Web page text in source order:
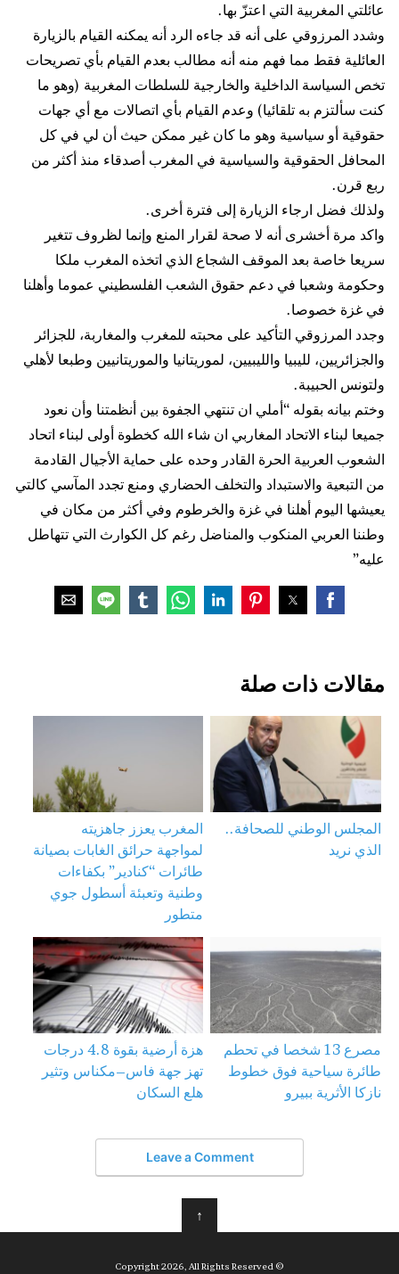
عائلتي المغربية التي اعتزّ بها.
وشدد المرزوقي على أنه قد جاءه الرد أنه يمكنه القيام بالزيارة
العائلية فقط مما فهم منه أنه مطالب بعدم القيام بأي تصريحات
تخص السياسة الداخلية والخارجية للسلطات المغربية (وهو ما
كنت سألتزم به تلقائيا) وعدم القيام بأي اتصالات مع أي جهات
حقوقية أو سياسية وهو ما كان غير ممكن حيث أن لي في كل
المحافل الحقوقية والسياسية في المغرب أصدقاء منذ أكثر من
ربع قرن.
ولذلك فضل ارجاء الزيارة إلى فترة أخرى.
واكد مرة أخشرى أنه لا صحة لقرار المنع وإنما لظروف تتغير
سريعا خاصة بعد الموقف الشجاع الذي اتخذه المغرب ملكا
وحكومة وشعبا في دعم حقوق الشعب الفلسطيني عموما وأهلنا
في غزة خصوصا.
وجدد المرزوقي التأكيد على محبته للمغرب والمغاربة، للجزائر
والجزائريين، لليبيا والليبيين، لموريتانيا والموريتانيين وطبعا لأهلي
ولتونس الحبيبة.
وختم بيانه بقوله “أملي ان تنتهي الجفوة بين أنظمتنا وأن نعود
جميعا لبناء الاتحاد المغاربي ان شاء الله كخطوة أولى لبناء اتحاد
الشعوب العربية الحرة القادر وحده على حماية الأجيال القادمة
من التبعية والاستبداد والتخلف الحضاري ومنع تجدد المآسي كالتي
يعيشها اليوم أهلنا في غزة والخرطوم وفي أكثر من مكان في
وطننا العربي المنكوب والمناضل رغم كل الكوارث التي تتهاطل
عليه”
مقالات ذات صلة
المجلس الوطني للصحافة..
الذي نريد
المغرب يعزز جاهزيته
لمواجهة حرائق الغابات بصيانة
طائرات “كنادير” بكفاءات
وطنية وتعبئة أسطول جوي
متطور
مصرع 13 شخصا في تحطم
طائرة سياحية فوق خطوط
نازكا الأثرية ببيرو
هزة أرضية بقوة 4.8 درجات
تهز جهة فاس–مكناس وتثير
هلع السكان
Leave a Comment
↑
© Copyright 2026, All Rights Reserved